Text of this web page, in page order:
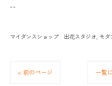
--
マイダンスショップ 出花スタジオ モダ
< 前のページ 一覧